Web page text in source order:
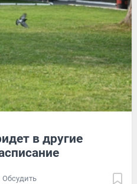
в другие
Обсудить